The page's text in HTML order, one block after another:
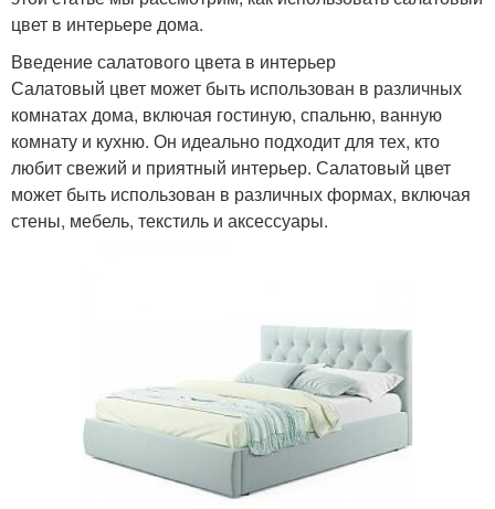
цвет в интерьере дома.
Введение салатового цвета в интерьер
Салатовый цвет может быть использован в различных
комнатах дома, включая гостиную, спальню, ванную
комнату и кухню. Он идеально подходит для тех, кто
любит свежий и приятный интерьер. Салатовый цвет
может быть использован в различных формах, включая
стены, мебель, текстиль и аксессуары.